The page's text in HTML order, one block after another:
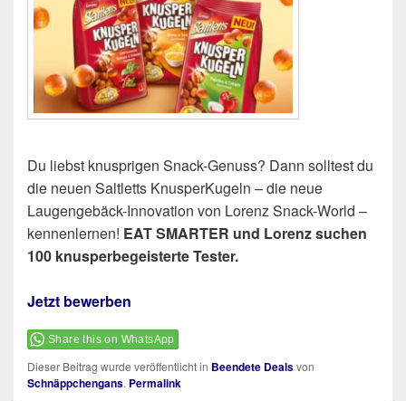
Du liebst knusprigen Snack-Genuss? Dann solltest du
die neuen Saltletts KnusperKugeln – die neue
Laugengebäck-Innovation von Lorenz Snack-World –
kennenlernen! EAT SMARTER und Lorenz suchen
100 knusperbegeisterte Tester.
Jetzt bewerben
Share this on WhatsApp
Dieser Beitrag wurde veröffentlicht in Beendete Dealsvon
Schnäppchengans. Permalink